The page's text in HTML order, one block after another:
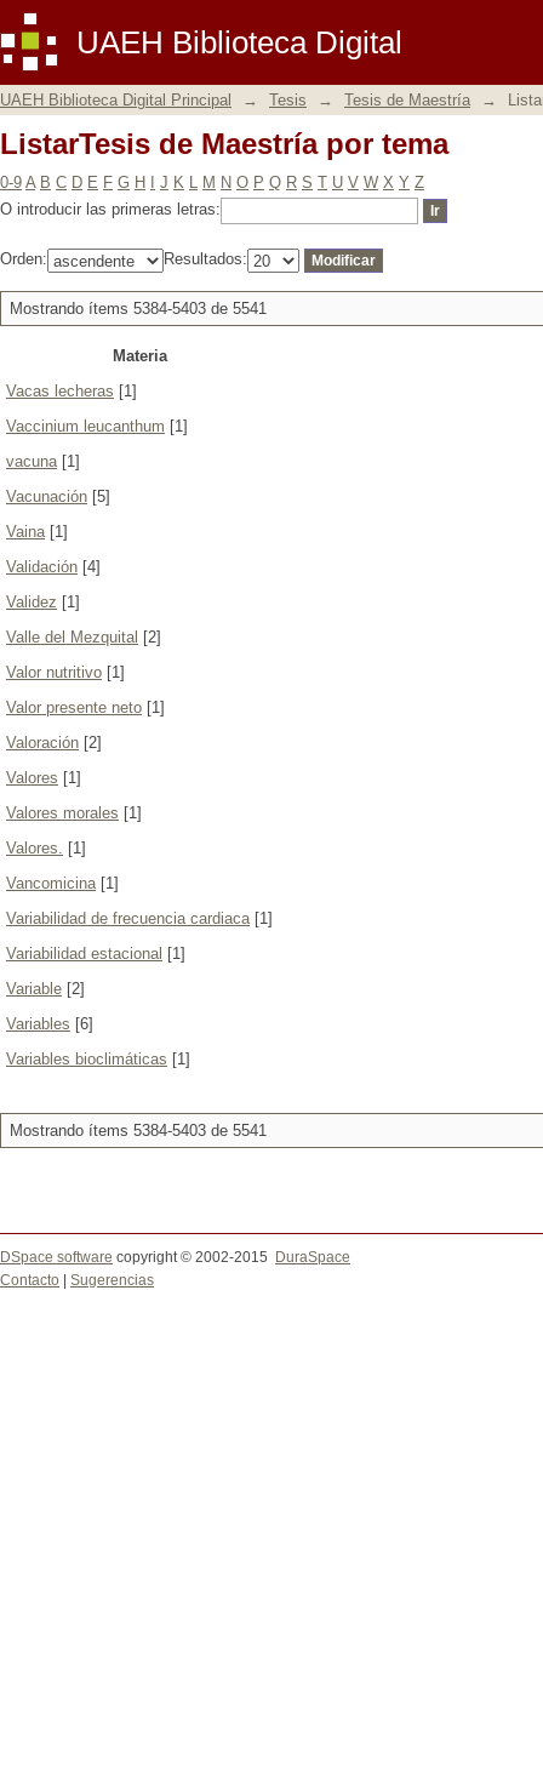
UAEH Biblioteca Digital
ListarTesis de Maestría por tema
UAEH Biblioteca Digital Principal → Tesis → Tesis de Maestría →
ListarTesis de Maestría por tema
0-9 A B C D E F G H J K L M N O P Q R S T U V W X Y Z
O introducir las primeras letras:
Orden: Resultados:
Mostrando ítems 5384-5403 de 5541
Materia
Vacas lecheras [1]
Vaccinium leucanthum [1]
vacuna[1]
Vacunación [5]
Vaina[1]
Validación [4]
Validez [1]
Valle del Mezquital [2]
Valor nutritivo [1]
Valor presente neto [1]
Valoración [2]
Valores [1]
Valores morales [1]
Valores. [1]
Vancomicina[1]
Variabilidad de frecuencia cardiaca[1]
Variabilidad estacional [1]
Variable [2]
Variables [6]
Variables bioclimáticas [1]
Mostrando ítems 5384-5403 de 5541
DSpace software copyright © 2002-2015
DuraSpace
Contacto
Sugerencias